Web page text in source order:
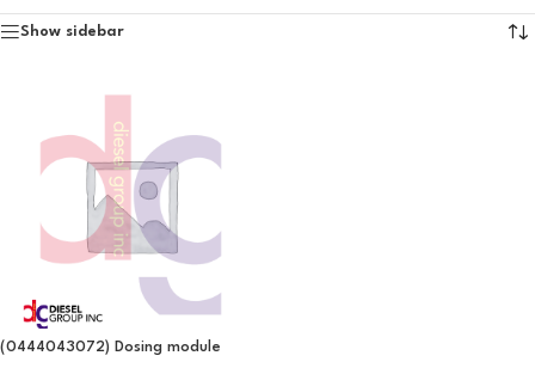
Show sidebar
(0444043072) Dosing module